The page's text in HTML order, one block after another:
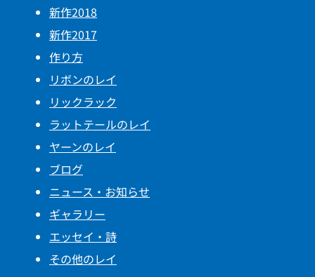
新作2018
新作2017
作り方
リボンのレイ
リックラック
ラットテールのレイ
ヤーンのレイ
ブログ
ニュース・お知らせ
ギャラリー
エッセイ・詩
その他のレイ